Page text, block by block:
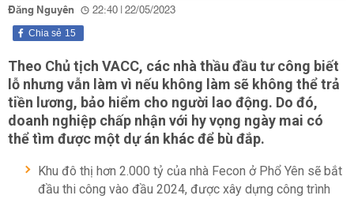
Đăng Nguyên 22:40 | 22/05/2023
15
Chia sẻ
Theo Chủ tịch VACC, các nhà thầu đầu tư công biết
lỗ nhưng vẫn làm vì nếu không làm sẽ không thể trả
tiền lương, bảo hiểm cho người lao động. Do đó,
doanh nghiệp chấp nhận với hy vọng ngày mai có
thể tìm được một dự án khác để bù đắp.
Khu đô thị hơn 2.000 tỷ của nhà Fecon ở Phổ Yên sẽ bắt
đầu thi công vào đầu 2024, được xây dựng công trình